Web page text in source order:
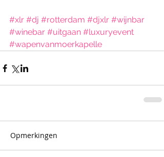
#xlr #dj #rotterdam #djxlr #wijnbar
#winebar #uitgaan #luxuryevent
#wapenvanmoerkapelle
Opmerkingen